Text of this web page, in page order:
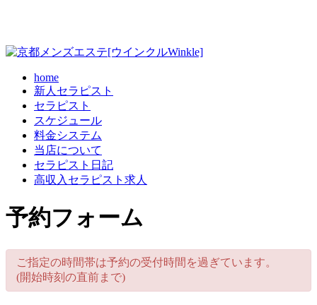
home
新人セラピスト
セラピスト
スケジュール
料金システム
当店について
セラピスト日記
高収入セラピスト求人
予約フォーム
ご指定の時間帯は予約の受付時間を過ぎています。
(開始時刻の直前まで)